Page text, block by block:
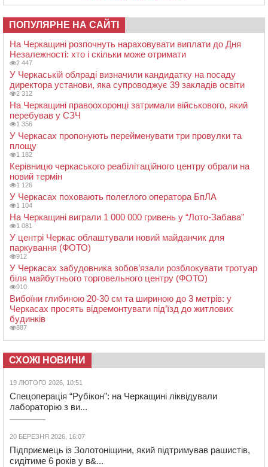
ПОПУЛЯРНЕ НА САЙТІ
На Черкащині розпочнуть нараховувати виплати до Дня
Незалежності: хто і скільки може отримати
2 447
У Черкаській облраді визначили кандидатку на посаду
директора установи, яка супроводжує 39 закладів освіти
2 312
На Черкащині правоохоронці затримали військового, який
перебував у СЗЧ
1 356
У Черкасах пропонують перейменувати три провулки та
площу
1 182
Керівницю черкаського реабілітаційного центру обрали на
новий термін
1 126
У Черкасах поховають полеглого оператора БпЛА
1 104
На Черкащині виграли 1 000 000 гривень у “Лото-Забава”
1 081
У центрі Черкас облаштували новий майданчик для
паркування (ФОТО)
912
У Черкасах забудовника зобов’язали розблокувати тротуар
біля майбутнього торговельного центру (ФОТО)
910
Вибоїни глибиною 20-30 см та шириною до 3 метрів: у
Черкасах просять відремонтувати під’їзд до житлових
будинків
887
СХОЖІ НОВИНИ
19 ЛЮТОГО 2026, 10:51
Спецоперація “Рубікон”: на Черкащині ліквідували
лабораторію з ви...
20 БЕРЕЗНЯ 2026, 16:07
Підприємець із Золотоніщини, який підтримував рашистів,
сидітиме 6 років у в&...